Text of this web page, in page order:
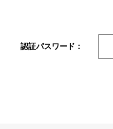
認証パスワード：